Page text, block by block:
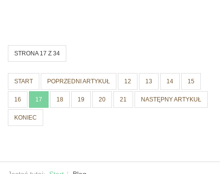
STRONA 17 Z 34
START POPRZEDNI ARTYKUŁ 12 13 14 15
16 17 18 19 20 21 NASTĘPNY ARTYKUŁ
KONIEC